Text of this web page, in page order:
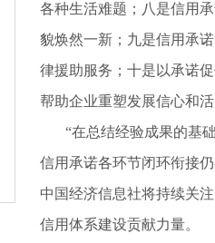
各种生活难题；八是信用
貌焕然一新；九是信用承
律援助服务；十是以承诺
帮助企业重塑发展信心和
“在总结经验成果的基础
信用承诺各环节闭环衔接
中国经济信息社将持续关
信用体系建设贡献力量。